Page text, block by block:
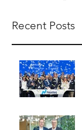
Recent Posts